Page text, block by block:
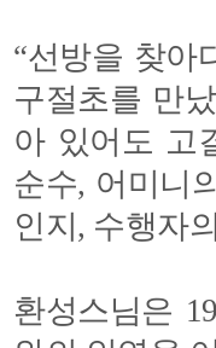
“선방을 찾아
구절초를 만
아 있어도 고
순수, 어미니
인지, 수행자
환성스님은